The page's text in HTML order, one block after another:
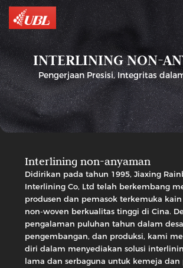
INTERLINING NON-
Pengerjaan Presisi, Integritas
Interlining non-anyaman
Didirikan pada tahun 1995, Jiaxing
Interlining Co, Ltd telah berkembang
produsen dan pemasok terkemuka
non-woven berkualitas tinggi di Cina.
pengalaman puluhan tahun dalam
pengembangan, dan produksi, kami
diri dalam menyediakan solusi
lama dan serbaguna untuk kemeja dan